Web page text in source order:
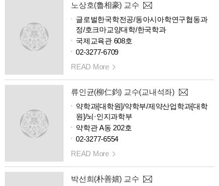
노상호(魯相豪) 교수
글로벌한국학전공/동아시아학연구협동과
정/호크마교양대학/한국학과
국제교육관 608호
02-3277-6709
READ More
류인균(柳仁鈞) 교수(교내석좌)
약학과[대학원]/약학부/제약산업학과[대학
원]/뇌·인지과학부
약학관 A동 202호
02-3277-6554
READ More
박선희(朴善嬉) 교수